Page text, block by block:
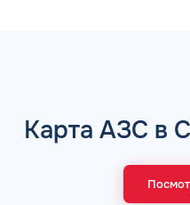
Карта АЗС в
Для юр. лиц